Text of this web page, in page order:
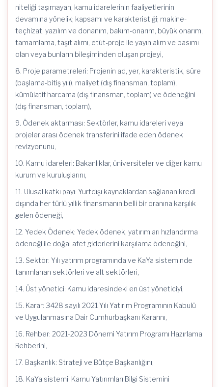
niteliği taşımayan, kamu idarelerinin faaliyetlerinin
devamına yönelik; kapsamı ve karakteristiği; makine-
teçhizat, yazılım ve donanım, bakım-onarım, büyük onarım,
tamamlama, taşıt alımı, etüt-proje ile yayın alım ve basımı
olan veya bunların bileşiminden oluşan projeyi,
8. Proje parametreleri: Projenin ad, yer, karakteristik, süre
(başlama-bitiş yılı), maliyet (dış finansman, toplam),
kümülatif harcama (dış finansman, toplam) ve ödeneğini
(dış finansman, toplam),
9. Ödenek aktarması: Sektörler, kamu idareleri veya
projeler arası ödenek transferini ifade eden ödenek
revizyonunu,
10. Kamu idareleri: Bakanlıklar, üniversiteler ve diğer kamu
kurum ve kuruluşlarını,
11. Ulusal katkı payı: Yurtdışı kaynaklardan sağlanan kredi
dışında her türlü yıllık finansmanın belli bir oranına karşılık
gelen ödeneği,
12. Yedek Ödenek: Yedek ödenek, yatırımları hızlandırma
ödeneği ile doğal afet giderlerini karşılama ödeneğini,
13. Sektör: Yılı yatırım programında ve KaYa sisteminde
tanımlanan sektörleri ve alt sektörleri,
14. Üst yönetici: Kamu idaresindeki en üst yöneticiyi,
15. Karar: 3428 sayılı 2021 Yılı Yatırım Programının Kabulü
ve Uygulanmasına Dair Cumhurbaşkanı Kararını,
16. Rehber: 2021-2023 Dönemi Yatırım Programı Hazırlama
Rehberini,
17. Başkanlık: Strateji ve Bütçe Başkanlığını,
18. KaYa sistemi: Kamu Yatırımları Bilgi Sistemini